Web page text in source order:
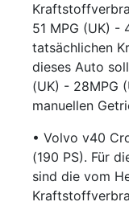
51 MPG (UK) -
tatsächlichen
dieses Auto
(UK) - 28MPG
manuellen
• Volvo v40
(190 PS). Für
sind die vom